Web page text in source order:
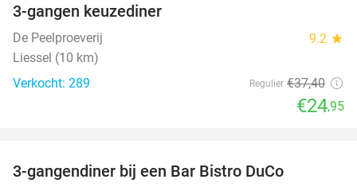
3-gangen keuzediner
De Peelproeverij 9.2 star
Liessel (10 km)
Verkocht: 289
Regulier €37,40
€24,95
3-gangendiner bij een Bar Bistro DuCo